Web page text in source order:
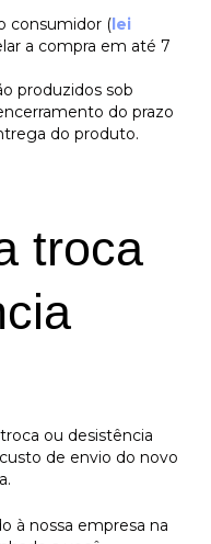
consumidor ( lei
a compra em até 7
produzidos sob
do prazo
do produto.
troca
ou desistência
de envio do novo
à nossa empresa na